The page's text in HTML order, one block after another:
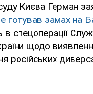
Києва Герман
готував замах на
в спецоперації
щодо
російських